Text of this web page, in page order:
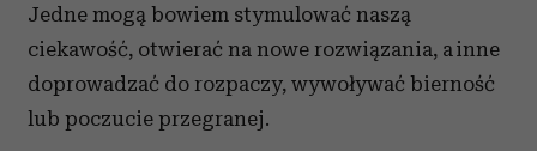
Jedne mogą bowiem stymulować naszą
ciekawość, otwierać na nowe rozwiązania, a inne
doprowadzać do rozpaczy, wywoływać bierność
lub poczucie przegranej.